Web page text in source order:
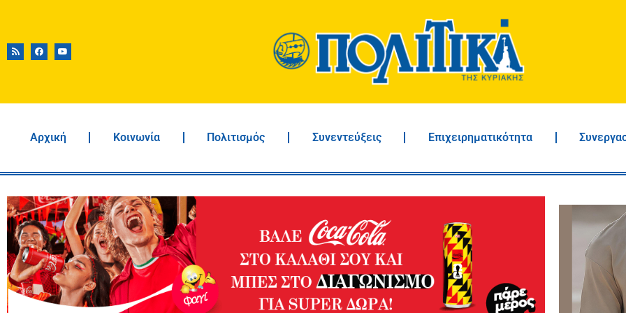
Αρχική Κοινωνία Πολιτισμός Συνεντεύξεις Επιχειρηματικότητα